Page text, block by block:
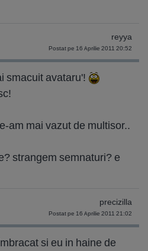
reyya
Postat pe 16 Aprilie 2011 20:52
smacuit avataru'!
am mai vazut de multisor..
strangem semnaturi? e
precizilla
Postat pe 16 Aprilie 2011 21:02
si eu in haine de